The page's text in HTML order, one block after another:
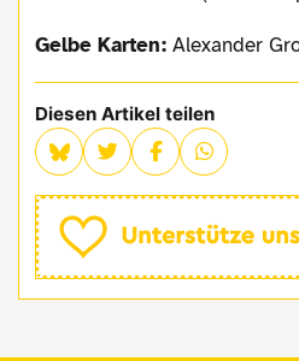
Gelbe Karten:Alexander
Diesen Artikel teilen